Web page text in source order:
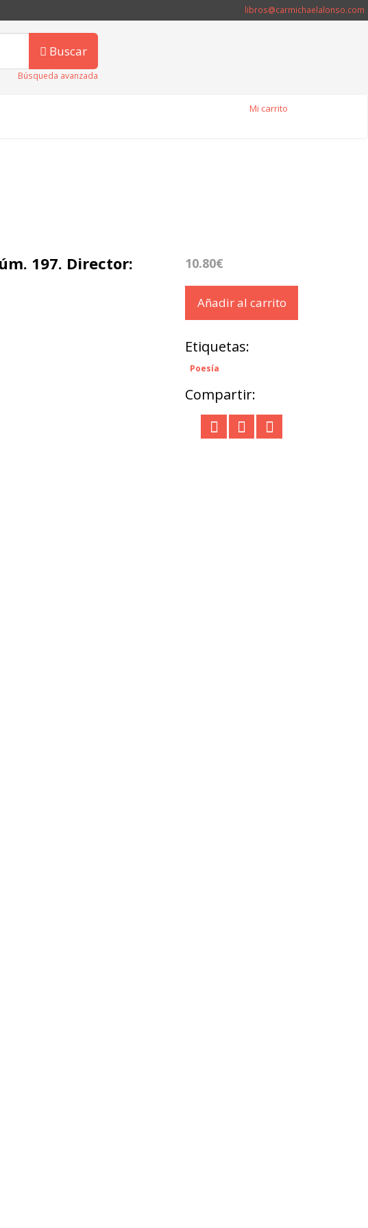
libros@carmichaelalonso.com
Buscar
Búsqueda avanzada
Mi carrito
197. Director:
10.80€
Añadir al carrito
Etiquetas:
Poesía
Compartir: